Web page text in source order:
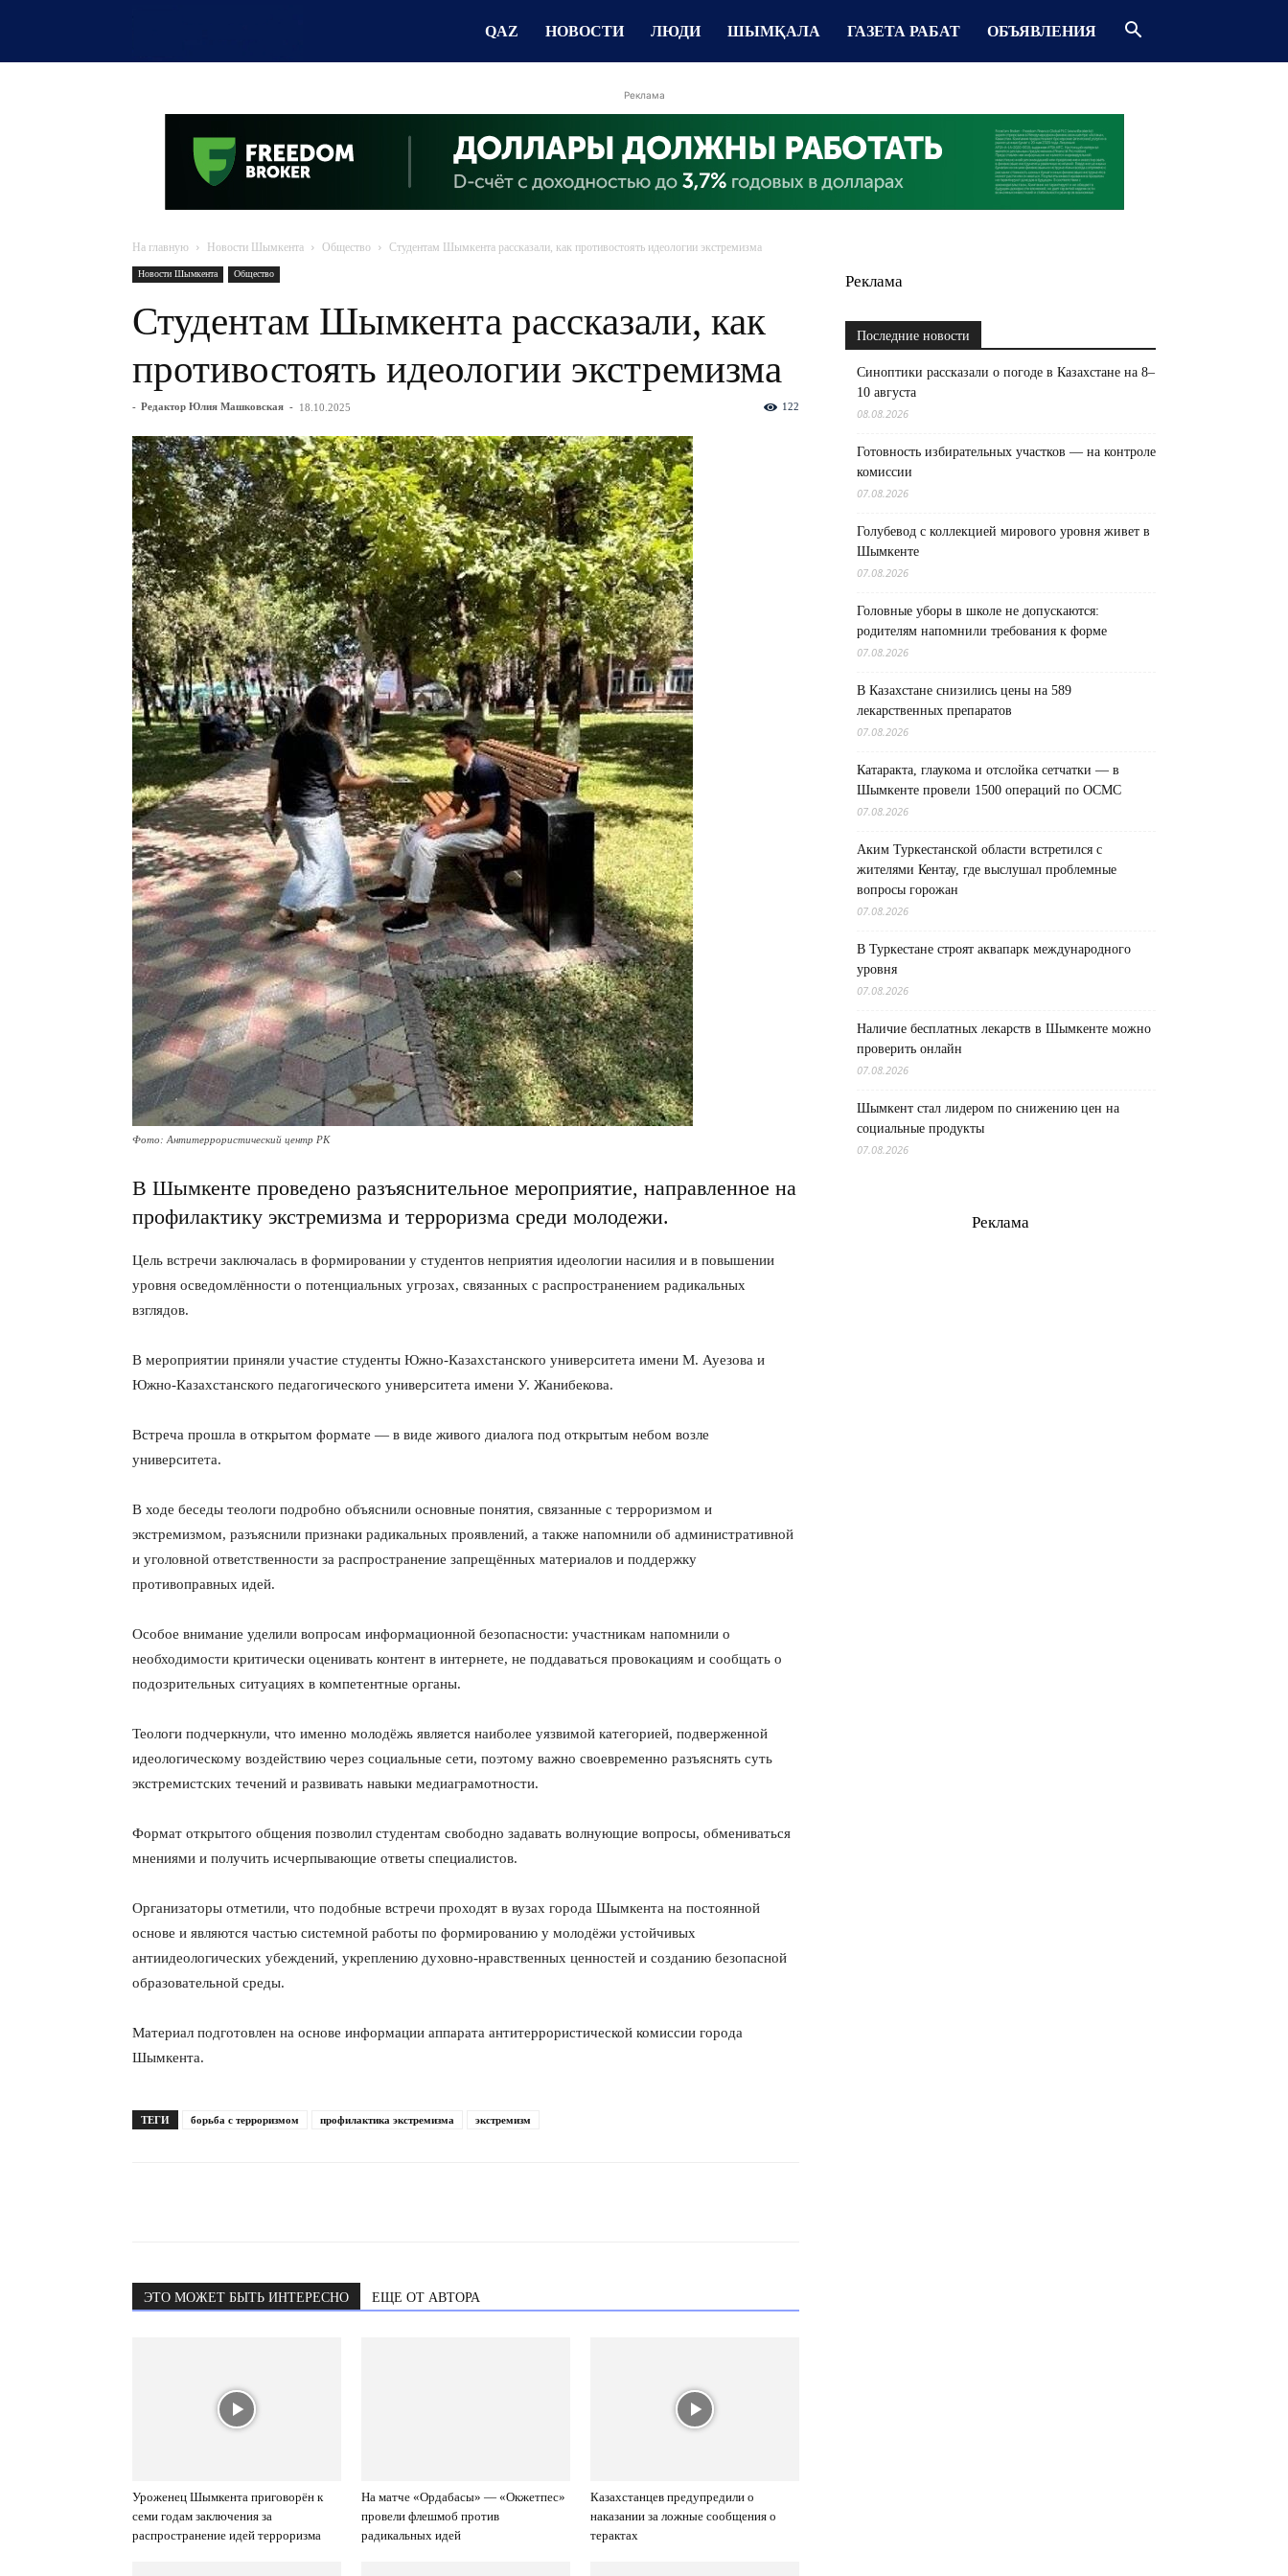
QAZ НОВОСТИ ЛЮДИ ШЫМҚАЛА ГАЗЕТА РАБАТ ОБЪЯВЛЕНИЯ
Реклама
На главную Новости Шымкента Общество Студентам Шымкента рассказали, как противостоять идеологии экстремизма
Новости Шымкента Общество
Студентам Шымкента рассказали, как
противостоять идеологии экстремизма
- Редактор Юлия Машковская - 18.10.2025 122
Фото: Антитеррористический центр РК
В Шымкенте проведено разъяснительное мероприятие, направленное на
профилактику экстремизма и терроризма среди молодежи.
Цель встречи заключалась в формировании у студентов неприятия идеологии насилия и в повышении
уровня осведомлённости о потенциальных угрозах, связанных с распространением радикальных
взглядов.
В мероприятии приняли участие студенты Южно-Казахстанского университета имени М. Ауезова и
Южно-Казахстанского педагогического университета имени У. Жанибекова.
Встреча прошла в открытом формате — в виде живого диалога под открытым небом возле
университета.
В ходе беседы теологи подробно объяснили основные понятия, связанные с терроризмом и
экстремизмом, разъяснили признаки радикальных проявлений, а также напомнили об административной
и уголовной ответственности за распространение запрещённых материалов и поддержку
противоправных идей.
Особое внимание уделили вопросам информационной безопасности: участникам напомнили о
необходимости критически оценивать контент в интернете, не поддаваться провокациям и сообщать о
подозрительных ситуациях в компетентные органы.
Теологи подчеркнули, что именно молодёжь является наиболее уязвимой категорией, подверженной
идеологическому воздействию через социальные сети, поэтому важно своевременно разъяснять суть
экстремистских течений и развивать навыки медиаграмотности.
Формат открытого общения позволил студентам свободно задавать волнующие вопросы, обмениваться
мнениями и получить исчерпывающие ответы специалистов.
Организаторы отметили, что подобные встречи проходят в вузах города Шымкента на постоянной
основе и являются частью системной работы по формированию у молодёжи устойчивых
антиидеологических убеждений, укреплению духовно-нравственных ценностей и созданию безопасной
образовательной среды.
Материал подготовлен на основе информации аппарата антитеррористической комиссии города
Шымкента.
ТЕГИ борьба с терроризмом профилактика экстремизма экстремизм
ЭТО МОЖЕТ БЫТЬ ИНТЕРЕСНО ЕЩЕ ОТ АВТОРА
Уроженец Шымкента приговорён к
семи годам заключения за
распространение идей терроризма
На матче «Ордабасы» — «Окжетпес»
провели флешмоб против
радикальных идей
Казахстанцев предупредили о
наказании за ложные сообщения о
терактах
Реклама
Последние новости
Синоптики рассказали о погоде в Казахстане на 8–
10 августа
08.08.2026
Готовность избирательных участков — на контроле
комиссии
07.08.2026
Голубевод с коллекцией мирового уровня живет в
Шымкенте
07.08.2026
Головные уборы в школе не допускаются:
родителям напомнили требования к форме
07.08.2026
В Казахстане снизились цены на 589
лекарственных препаратов
07.08.2026
Катаракта, глаукома и отслойка сетчатки — в
Шымкенте провели 1500 операций по ОСМС
07.08.2026
Аким Туркестанской области встретился с
жителями Кентау, где выслушал проблемные
вопросы горожан
07.08.2026
В Туркестане строят аквапарк международного
уровня
07.08.2026
Наличие бесплатных лекарств в Шымкенте можно
проверить онлайн
07.08.2026
Шымкент стал лидером по снижению цен на
социальные продукты
07.08.2026
Реклама